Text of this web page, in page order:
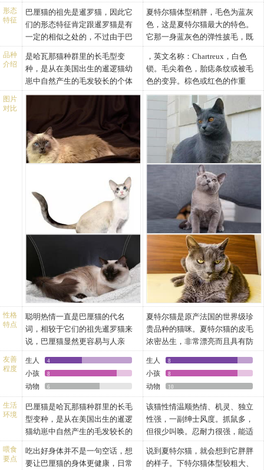
血统的猫中。当时养猫者几乎不
感兴趣，但是巴厘猫的吸引力逐
步扩大，所以品种便开始发展。
因为长毛是显性基因，因此任何
两个巴厘猫交配必然生出中长毛
型的巴厘仔猫，但也采用异种型
杂交，以保持暹罗猫短毛的外
形。20世纪初，美国纽约州的贝
代中发现长毛突变种，当时被称
为“残废的暹罗猫”，因此虽然
1930年就参加猫展，但一直未能
在展示会仁获奖后来经过育种学
家30多年的努力，进行了一系列
的选育、纯化、繁殖，终于在
1963年首次被美国养猫协会承
认。第一位培育是加州人马里恩·
多尔西(MarionDorsey)。他与纽约
另一位育猫者合作，早在1960年
代就规划好培育计划。
CHARTREUX猫和波斯猫杂交，
而正式的育种方案到1926才出
台。1926年，姓LEGER的姐妹两
人开始用法国MORBIHAN地方
BELLE-ILE-SUR-MER四处流浪的
渲染色蓝猫进行育种。在界定了
其身体特征后，JUMAUD博士
(1930年)将这些猫取名为FELIS
CATTUS CARTUSINORUM。该
品种在1931年在巴黎的猫俱乐部
得到公开展示。第一个品种标准
在1939年公布。20世纪的60年代
和70年代，该品种和蓝色英国短
毛猫的杂交如此频繁，以到于
1970年FIFe将这两个品种合并。
难道CHARTREUX猫品种就这样
命中注定要消失吗?事实并非如
此。CHARTREUX猫俱乐部的总
裁SIMONNET向FIFe提供了有力
的证据，证明了该品种的权威
性，从而促使FIFe重下决定，将这
两个品种分开，并禁止它们继续
杂交。第一只CHARTREUX猫进
入美国是在1970年。CFA和TICA
都承认该品种。
形态
特征
巴厘猫的祖先是暹罗猫，因此它
们的形态特征肯定跟暹罗猫是有
一定的相似之处的，不过由于巴
厘猫是暹罗猫基因突变的产物，
再加上繁育者数十年的培育，它
们也形成了自己独特的品相特
点。
体形：外貌与暹罗猫相似，为中
等身材，呈流线型。纤细，长线
条。优雅，灵巧，肌肉发达。
头部：中等大小。长而呈三角
形，带直线轮廓。头骨稍凸;或扁
界。鼻梁长而直。下巴中等尺
寸。
耳朵：大而尖，基部宽，间距
大。耳内毛发丰富。从下颌起保
持V字形轮廓。猞猁尖为佳。
眼睛：大小中等，杏仁形，眼梢
略斜向鼻。颜色：深蓝。
颈：长，细，优雅。
身体：身材苗条、修长、呈流线
形,为典型的东方型猫体态。骨胳
纤细，肌肉紧凑，肋骨扩展，胸
为圆筒形。腹部上收，但不卷
起。颈部曲线舒展、清晰，与头
部结合灵活，典雅。
四肢：圆柱形体型协调、匀称;后
肢比前肢高，呈高腰状。腿长而
纤细，长度和身体成比例。小而
呈椭圆形的爪，趾间有毛。
尾巴：尾长而细，尾端尖，尾上
有丰富的长饰毛，下垂。从基部
到尾尖逐渐变细。
被毛：中长，丝质，细腻。身
体，腹部和尾部被毛较长。微有
夏特尔猫体型稍胖，毛色为蓝灰
色，这是夏特尔猫最大的特色。
它那一身蓝灰色的弹性披毛，既
厚又柔软，并且闪耀美丽光泽，
极具魅力，属于皮毛略长的短毛
种猫。头稍大呈圆形，配上一对
鼓鼓的双颊，金黄色的眼睛圆大
明亮，表情丰富，看起来颇为聪
明可爱。身体健壮，忍耐力很
强，能适应各种不同的环境。
头：宽而圆，非球形，象倒置的
梯形。头骨非半球形，微呈圆
形，两耳之间的部位扁平。脸颊
丰满，圆润，位置低，成年的雄
猫有大的双下巴。鼻子直而宽，
不向上翻翘。微有鼻中断是可以
接受的，但不鼓励有鼻中断。吻
部和头部的连接平直，向末端逐
渐变小但不尖。髭毛垫大，脸颊
和下巴的分界较明显，从而形
成 了该品种猫独有的微笑。下
巴有力，特别是两岁以上的雄
耳：小到中型。位置高。竖立，
耳尖圆。基部狭窄。
眼：大而圆，外侧眼梢向上倾
斜。颜色：橙色到金色。不允许
掺杂绿色，也不允许裉淡的颜
色。
颈：短而粗壮。身体强壮而魁
梧，雄猫尤其如此。肩宽而胸
厚。背直。骨骼强壮。肌肉密
实。
腿和爪：腿直，短到中等长度，
强壮，肌肉非常发达。小而圆，
宽爪。
尾：长度中等。后部粗，向尖部
品种
介绍
是哈瓦那猫种群里的长毛型变
种，是从在美国出生的暹逻猫幼
崽中自然产生的毛发较长的个体
演变过来的。巴厘猫被毛光滑漂
亮，体态高雅，动物专家正是因
为这种猫的优美体形和婀娜多姿
的动作，联想起印尼巴厘岛土着
舞蹈演员的姿态而给以命名的，
实际上和巴厘岛没有地域关系。
是由暹罗猫自然变异或隐没遗传
性状产生的，故最初被叫做长毛
暹罗猫。巴厘猫原产于美国，它
是本世纪初在美国纽约州的贝伦
史密斯夫人饲养的逼罗猫后代中
发现的长毛突变种，经一系列的
选育、纯化、繁育而成。
，英文名称：Chartreux，白色
锁。毛尖着色，胎痣条纹或被毛
色的变异。棕色或红色的作重
色。体型较粗大、长得很结实、
稍胖，成年猫的体重可达至7kg，
它的肩、胸宽厚，肌肉发达，四
肢粗壮有力，走动起来步态高
雅，雄猫比雌猫更有力度感。一
身蓝灰色的弹性被毛，毛尖为银
色，皮毛。浓密丛生既厚又柔
软，并且有防水性能，属于皮毛
略长的短毛种猫。头稍大呈不规
则四边形，配上一对鼓鼓的双
颊，鼻直而耳高，上下颌突出，
金黄色或橙黄色的眼睛圆大明
亮，与体毛的蓝色构成美丽的对
比，表情丰富，看起来颇为聪明
可爱。
图片
对比
性格
特点
聪明热情一直是巴厘猫的代名
词，相较于它们的祖先暹罗猫来
说，巴厘猫显然更容易与人亲
近。虽然巴厘猫也很喜欢玩，但
它们并不属于很难控制的猫咪，
只要主人呼唤，它们还是会乖乖
过来听你的指挥，因为它们本身
是很喜欢跟人类为伍的，如果它
们一直独自生活，恐怕真的会患
上抑郁症。
很多人都知道暹罗猫的叫声很
大，而且并不柔和，不过巴厘猫
没有继承这个特点，它们的叫声
夏特尔猫是原产法国的世界级珍
贵品种的猫咪。夏特尔猫的皮毛
浓密丛生，非常漂亮而且具有防
水性能，这种优雅美丽的猫在追
求完美的爱猫者眼中，是不可多
得的好伴侣。夏特尔猫性格温柔
乖巧，极其适合那些善良又细心
的爱猫的主人饲养，可以给夏尔
特猫悉心的照料。
夏特尔猫的性格温顺，易于相
处，独立，个性强，但不常用嗓
子。感情丰富，对主人衷心。保
守，喜欢独处和安静。强壮，生
友善
程度
生人 4
小孩 8
动物 6
生人 8
小孩 8
动物 10
生活
环境
巴厘猫是哈瓦那猫种群里的长毛
型变种，是从在美国出生的暹逻
猫幼崽中自然产生的毛发较长的
个体演变过来的。巴厘猫被毛光
滑漂亮，体态高雅，动物专家正
该猫性情温顺热情、机灵、独立
性强，一副绅士风度。抓鼠多，
但很少叫唤。忍耐力很强，能适
应各种不同的环境。易与人亲
近，会对饲主表现出它的情爱及
喂食
要点
吃出好身体并不是一句空话，想
要让巴厘猫的身体更健康，日常
说到夏特尔猫，就会想到它胖胖
的样子。下特尔猫体型较粗大、